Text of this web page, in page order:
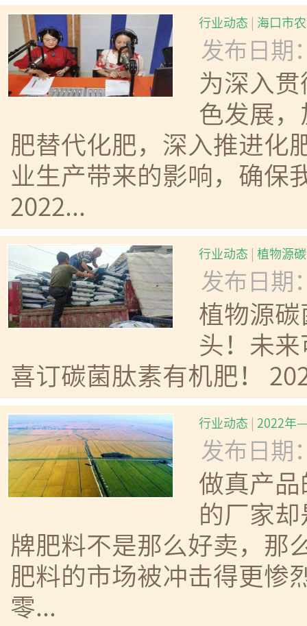
行业动态 | 海口市
发布日期
为深入
色发展
肥替代化肥，深入推进化
业生产带来的影响，确保
2022...
行业动态 | 植物源
发布日期
植物源
头！未
喜订碳菌肽素有机肥！
行业动态 | 2022年
发布日期
做真产
的厂家
牌肥料不是那么好卖，那
肥料的市场被冲击得更惨
零...